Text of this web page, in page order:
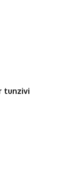
tunzivi